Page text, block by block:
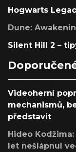
Hogwarts
Dune:
Silent Hill 2 –
Videoherní
mechanismů,
představit
Hideo
let nešlápnul